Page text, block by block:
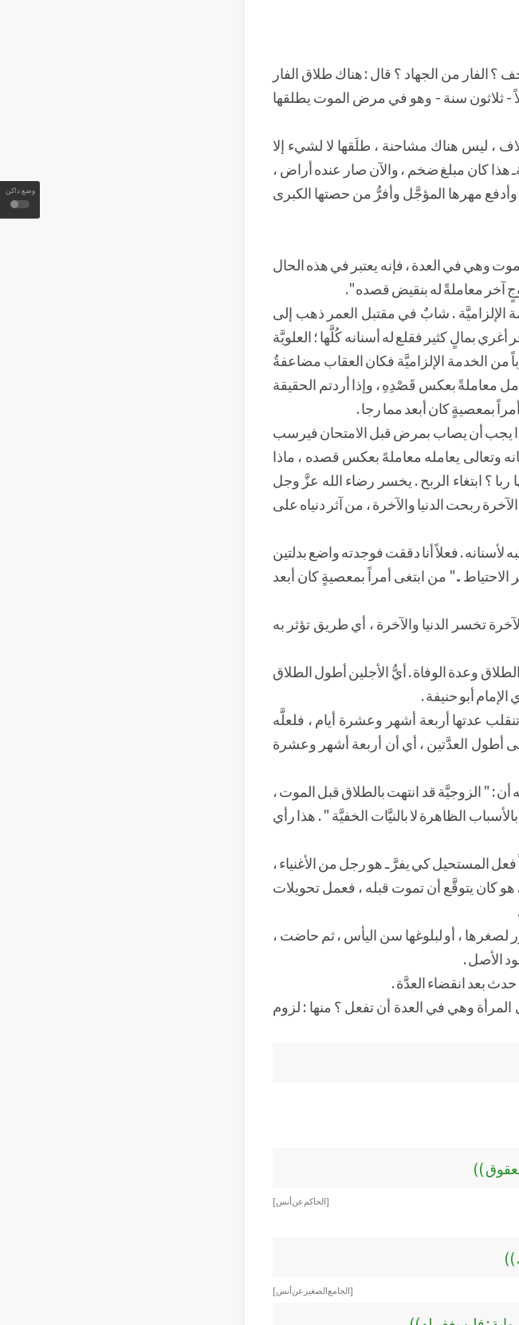
وضع داكن
؟ الفار من الجهاد ؟ قال : هناك طلاق الفار
- ثلاثون سنة - وهو في مرض الموت يطلقها
ليس هناك مشاحنة ، طلَقها لا لشيء إلا
هذا كان مبلغ ضخم ، والآن صار عنده أراض ،
وأدفع مهرها المؤجَّل وأفرُّ من حصتها الكبرى
وهي في العدة ، فإنه يعتبر في هذه الحال
آخر معاملةً له بنقيض قصده ".
الإلزاميَّة . شابٌ في مقتبل العمر ذهب إلى
بمالٍ كثير فقلع له أسنانه كُلَّها ؛ العلويَّة
من الخدمة الإلزاميَّة فكان العقاب مضاعفةُ
معاملةً بعكس قَصْدِهِ ، وإذا أردتم الحقيقة
بمعصيةٍ كان أبعد مما رجا .
هذا يجب أن يصاب بمرض قبل الامتحان فيرسب
وتعالى يعامله معاملهً بعكس قصده ، ماذا
؟ ابتغاء الربح . يخسر رضاء الله عزَّ وجل
ربحت الدنيا والآخرة ، من آثر دنياه على
. فعلاً أنا دققت فوجدته واضع بدلتين
.." من ابتغى أمراً بمعصيةٍ كان أبعد
تخسر الدنيا والآخرة ، أي طريق تؤثر به
وعدة الوفاة . أيُّ الأجلين أطول الطلاق
أبو حنيفة .
عدتها أربعة أشهر وعشرة أيام ، فلعلَّه
أطول العدَّتين ، أي أن أربعة أشهر وعشرة
: " الزوجيَّة قد انتهت بالطلاق قبل الموت ،
الظاهرة لا بالنيَّات الخفيَّة " . هذا رأي
المستحيل كي يفرَّ ـ هو رجل من الأغنياء ،
كان يتوقَّع أن تموت قبله ، فعمل تحويلات
لصغرها ، أو لبلوغها سن اليأس ، ثم حاضت ،
الأصل .
حدث بعد انقضاء العدَّة .
المرأة وهي في العدة أن تفعل ؟ منها : لزوم
))
[الحاكم عن أنس]
))
[ الجامع الصغير عن أنس ]